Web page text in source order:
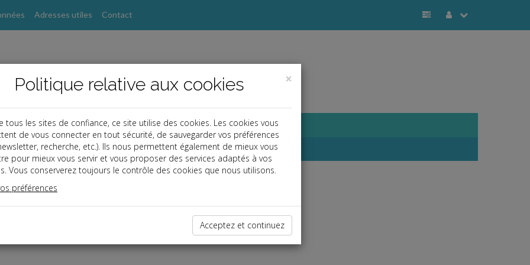
Adresses utiles Contact
réservé
est réservé aux Clients
êtes client, saisissez votre identifiant et votre mot de passe.
×
Politique relative aux cookies
tous les sites de confiance, ce site utilise des cookies. Les cookies vous
de vous connecter en tout sécurité, de sauvegarder vos préférences
recherche, etc.). Ils nous permettent également de mieux vous
pour mieux vous servir et vous proposer des services adaptés à vos
Vous conserverez toujours le contrôle des cookies que nous utilisons.
préférences
Acceptez et continuez